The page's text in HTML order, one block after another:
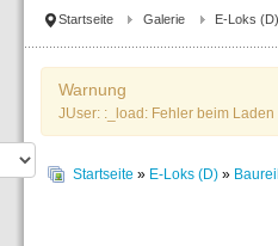
Startseite Galerie E-Loks (D)
Warnung
JUser: :_load: Fehler beim
Startseite » E-Loks (D) »